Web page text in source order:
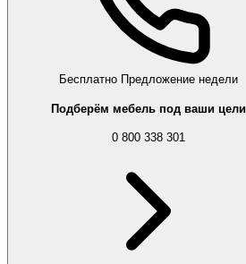
Бесплатно Предложение недели
Подберём мебель под ваши цели
0 800 338 301